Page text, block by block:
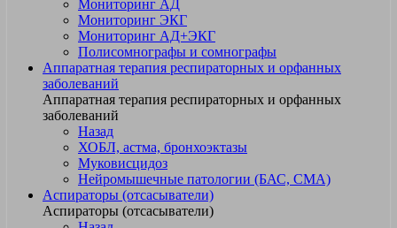
Мониторинг АД
Мониторинг ЭКГ
Мониторинг АД+ЭКГ
Полисомнографы и сомнографы
Аппаратная терапия респираторных и орфанных
заболеваний
Аппаратная терапия респираторных и орфанных
заболеваний
Назад
ХОБЛ, астма, бронхоэктазы
Муковисцидоз
Нейромышечные патологии (БАС, СМА)
Аспираторы (отсасыватели)
Аспираторы (отсасыватели)